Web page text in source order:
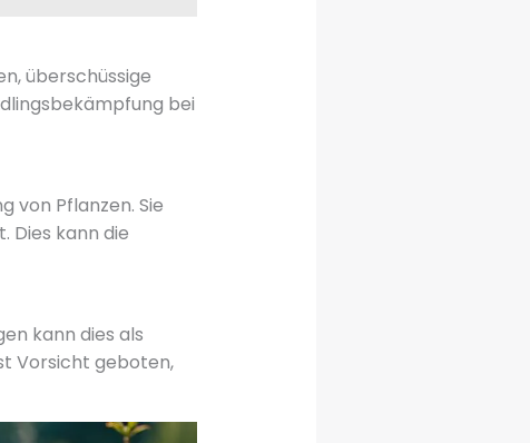
überschüssige
bei
von Pflanzen. Sie
Dies kann die
kann dies als
Vorsicht geboten,